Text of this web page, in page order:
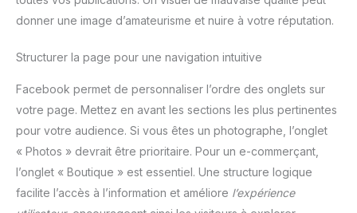
donner une image d’amateurisme et nuire à votre réputation.
Structurer la page pour une navigation intuitive
Facebook permet de personnaliser l’ordre des onglets sur
votre page. Mettez en avant les sections les plus pertinentes
pour votre audience. Si vous êtes un photographe, l’onglet
« Photos » devrait être prioritaire. Pour un e-commerçant,
l’onglet « Boutique » est essentiel. Une structure logique
facilite l’accès à l’information et améliore l’expérience